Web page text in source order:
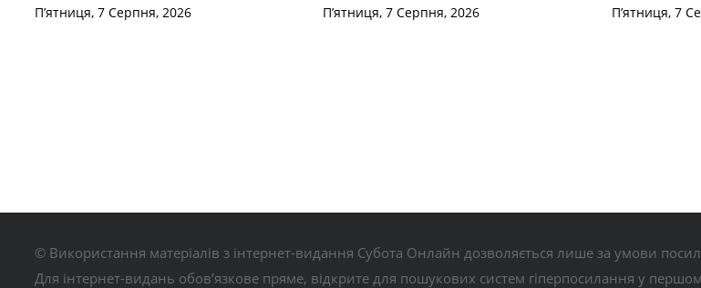
П’ятниця, 7 Серпня, 2026 П’ятниця, 7 Серпня, 2026 П’ятниця, 7
© Використання матеріалів з інтернет-видання Субота Онлайн дозволяється лише за умови
Для інтернет-видань обов’язкове пряме, відкрите для пошукових систем гіперпосилання у